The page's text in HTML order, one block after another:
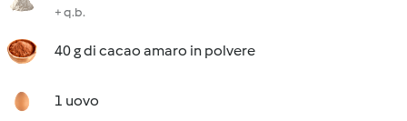
+ q.b.
40 g di cacao amaro in polvere
1 uovo